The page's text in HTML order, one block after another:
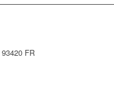
93420 FR